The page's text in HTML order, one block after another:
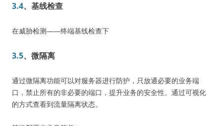
3.4、基线检查
在威胁检测——终端基线检查下
3.5、微隔离
通过微隔离功能可以对服务器进行防护，只放通必要的业务端
口，禁止所有的非必要的端口，提升业务的安全性。通过可视化
的方式查看到流量隔离状态。